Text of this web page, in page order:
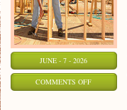
JUNE - 7 - 2026
COMMENTS OFFON